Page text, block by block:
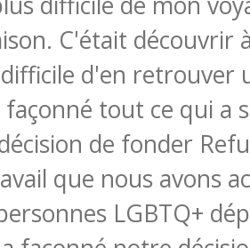
C'était découvrir
d'en retrouver
tout ce qui a
de fonder
que nous avons
LGBTQ+